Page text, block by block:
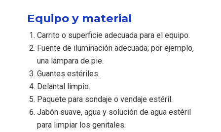
Equipo y material
Carrito o superficie adecuada para el equipo.
Fuente de iluminación adecuada; por ejemplo,
una lámpara de pie.
Guantes estériles.
Delantal limpio.
Paquete para sondaje o vendaje estéril.
Jabón suave, agua y solución de agua estéril
para limpiar los genitales.